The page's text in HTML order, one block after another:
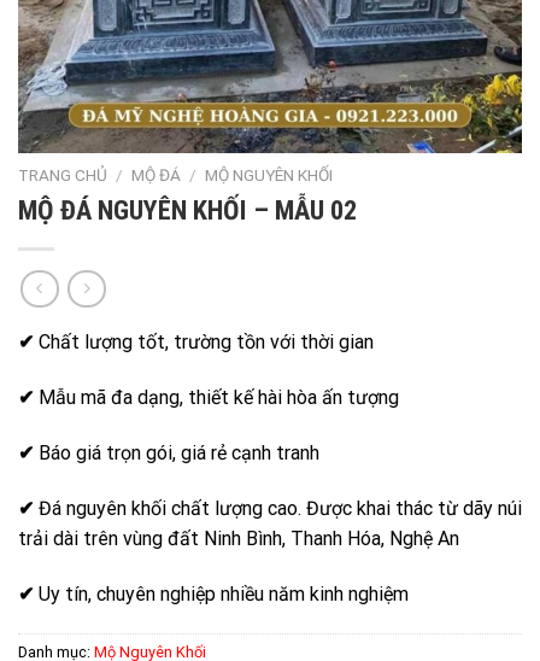
TRANG CHỦ / MỘ ĐÁ / MỘ NGUYÊN KHỐI
MỘ ĐÁ NGUYÊN KHỐI – MẪU 02
✔ Chất lượng tốt, trường tồn với thời gian
✔ Mẫu mã đa dạng, thiết kế hài hòa ấn tượng
✔ Báo giá trọn gói, giá rẻ cạnh tranh
✔ Đá nguyên khối chất lượng cao. Được khai thác từ dãy núi
trải dài trên vùng đất Ninh Bình, Thanh Hóa, Nghệ An
✔ Uy tín, chuyên nghiệp nhiều năm kinh nghiệm
Danh mục: Mộ Nguyên Khối